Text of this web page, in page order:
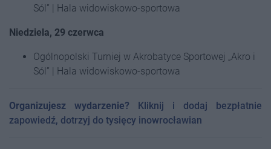
Sól” | Hala widowiskowo-sportowa
Niedziela, 29 czerwca
Ogólnopolski Turniej w Akrobatyce Sportowej „Akro i
Sól” | Hala widowiskowo-sportowa
Organizujesz wydarzenie? Kliknij i dodaj bezpłatnie
zapowiedź, dotrzyj do tysięcy inowrocławian